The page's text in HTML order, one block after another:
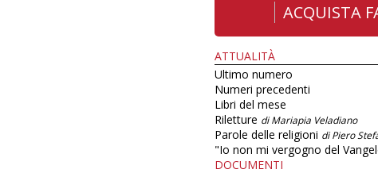
ACQUISTA
ATTUALITÀ
Ultimo numero
Numeri precedenti
Libri del mese
Riletture di Mariapia Veladiano
Parole delle religioni di Piero
"Io non mi vergogno del
DOCUMENTI